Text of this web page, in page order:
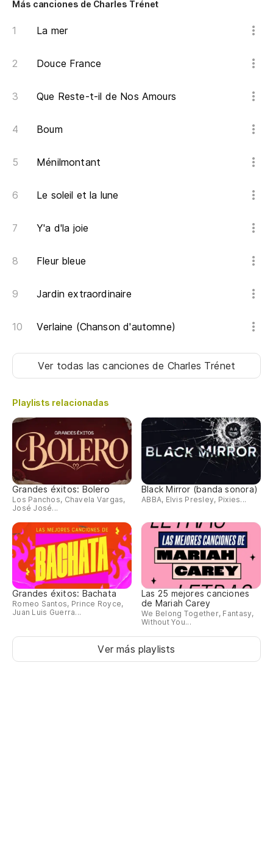
Más canciones de Charles Trénet
La mer
Douce France
Que Reste-t-il de Nos Amours
Boum
Ménilmontant
Le soleil et la lune
Y'a d'la joie
Fleur bleue
Jardin extraordinaire
Verlaine (Chanson d'automne)
Ver todas las cancionesde Charles Trénet
Playlists relacionadas
Grandes éxitos: Bolero
Los Panchos, Chavela Vargas,
José José...
Black Mirror (banda sonora)
ABBA, Elvis Presley, Pixies...
Grandes éxitos: Bachata
Romeo Santos, Prince Royce,
Juan Luis Guerra...
Las 25 mejores canciones
de Mariah Carey
We Belong Together, Fantasy,
Without You...
Ver más playlists